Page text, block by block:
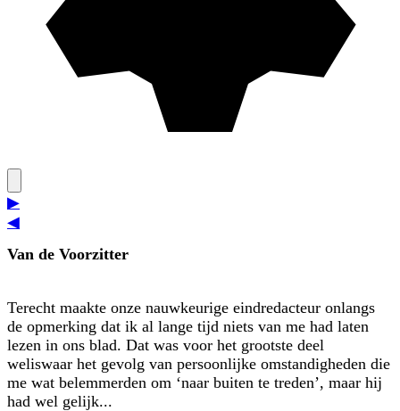
▶
◀
Van de Voorzitter
Terecht maakte onze nauwkeurige eindredacteur onlangs
de opmerking dat ik al lange tijd niets van me had laten
lezen in ons blad. Dat was voor het grootste deel
weliswaar het gevolg van persoonlijke omstandigheden die
me wat belemmerden om ‘naar buiten te treden’, maar hij
had wel gelijk...